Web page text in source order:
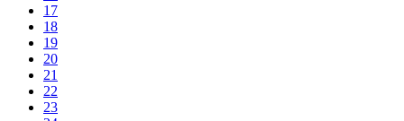
17
18
19
20
21
22
23